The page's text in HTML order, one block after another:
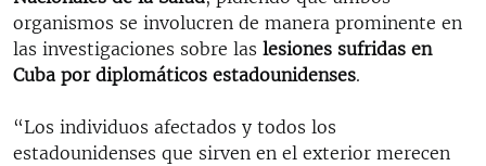
organismos se involucren de manera prominente en
las investigaciones sobre las lesiones sufridas en
Cuba por diplomáticos estadounidenses.
“Los individuos afectados y todos los
estadounidenses que sirven en el exterior merecen